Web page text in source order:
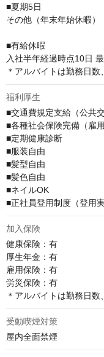
■夏期5⽇
その他（年末年始休暇）
■有給休暇
⼊社半年経過時点10⽇
＊アルバイトは勤務日数
福利厚生
■交通費規定支給（公共
■各種社会保険完備（雇
■定期健康診断
■服装自由
■髪型自由
■髪色自由
■ネイルOK
■正社員登用制度（登用
加入保険
健康保険：有
厚⽣年⾦：有
雇⽤保険：有
労災保険：有
＊アルバイトは勤務日数
受動喫煙対策
屋内全面禁煙